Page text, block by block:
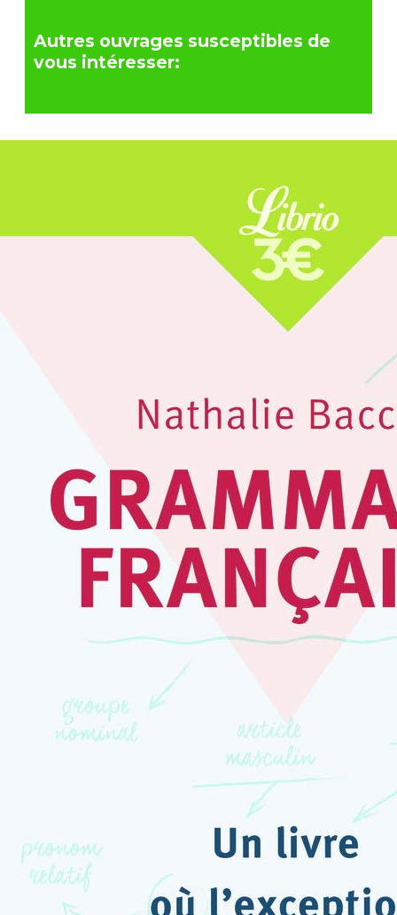
Autres ouvrages susceptibles de
vous intéresser: